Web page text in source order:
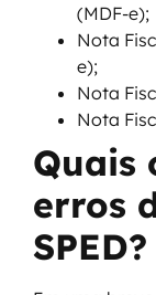
(MDF-e);
Nota
e);
Nota
Nota
Quais
erros
SPED?